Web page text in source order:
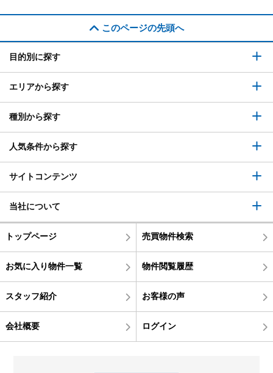
このページの先頭へ
目的別に探す
エリアから探す
種別から探す
人気条件から探す
サイトコンテンツ
当社について
トップページ 売買物件検索
お気に入り物件一覧 物件閲覧履歴
スタッフ紹介 お客様の声
会社概要 ログイン